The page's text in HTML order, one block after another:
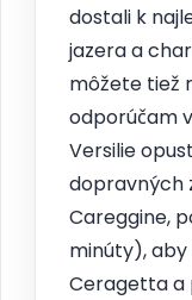
dostali k
jazera a
môžete tiež
odporúčam
Versilie
dopravných
Careggine,
minúty),
Ceragetta